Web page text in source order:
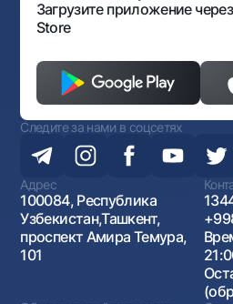
Загрузите приложение
Store
Следите за нами в соцсетях
Адрес
100084, Республика
Узбекистан,Ташкент,
проспект Амира Темура,
101